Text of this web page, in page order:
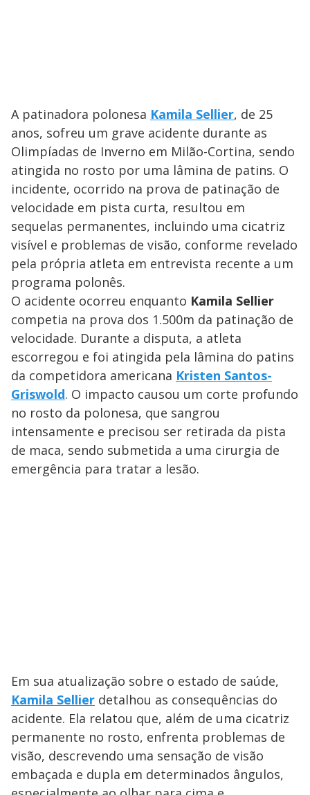
A patinadora polonesa Kamila Sellier, de 25
anos, sofreu um grave acidente durante as
Olimpíadas de Inverno em Milão-Cortina, sendo
atingida no rosto por uma lâmina de patins. O
incidente, ocorrido na prova de patinação de
velocidade em pista curta, resultou em
sequelas permanentes, incluindo uma cicatriz
visível e problemas de visão, conforme revelado
pela própria atleta em entrevista recente a um
programa polonês.
O acidente ocorreu enquanto Kamila Sellier
competia na prova dos 1.500m da patinação de
velocidade. Durante a disputa, a atleta
escorregou e foi atingida pela lâmina do patins
da competidora americana Kristen Santos-
Griswold. O impacto causou um corte profundo
no rosto da polonesa, que sangrou
intensamente e precisou ser retirada da pista
de maca, sendo submetida a uma cirurgia de
emergência para tratar a lesão.
Em sua atualização sobre o estado de saúde,
Kamila Sellier detalhou as consequências do
acidente. Ela relatou que, além de uma cicatriz
permanente no rosto, enfrenta problemas de
visão, descrevendo uma sensação de visão
embaçada e dupla em determinados ângulos,